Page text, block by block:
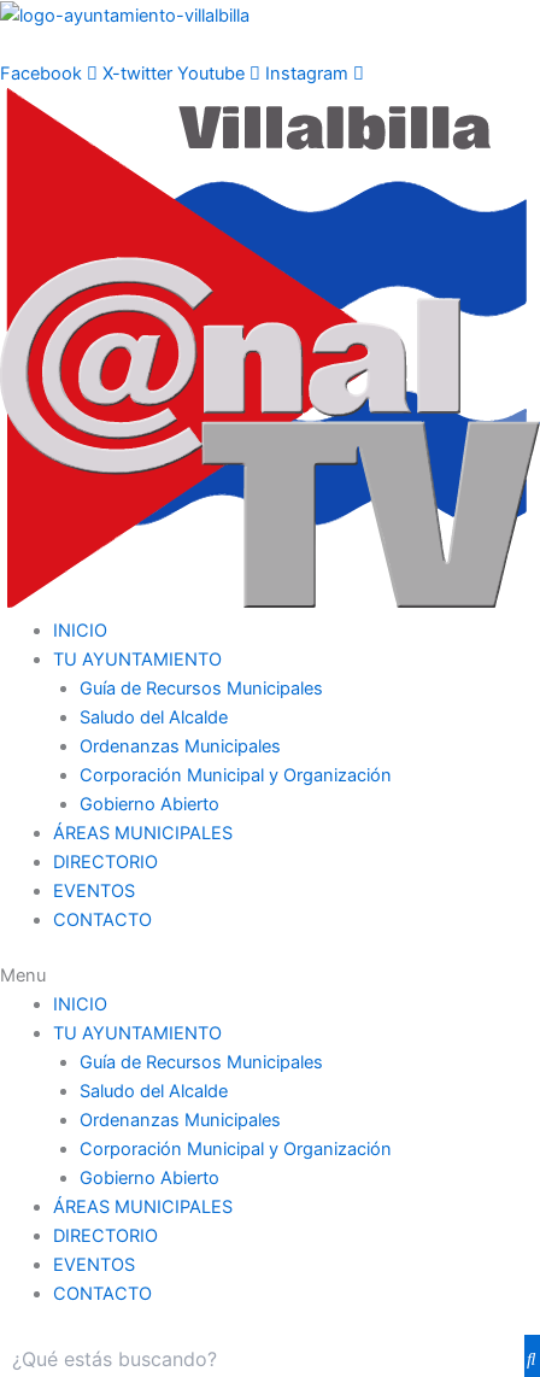
Ir
contenido
Facebook X-twitter Youtube Instagram
INICIO
TU AYUNTAMIENTO
Guía de Recursos Municipales
Saludo del Alcalde
Ordenanzas Municipales
Corporación Municipal y Organización
Gobierno Abierto
ÁREAS MUNICIPALES
DIRECTORIO
EVENTOS
CONTACTO
Menu
INICIO
TU AYUNTAMIENTO
Guía de Recursos Municipales
Saludo del Alcalde
Ordenanzas Municipales
Corporación Municipal y Organización
Gobierno Abierto
ÁREAS MUNICIPALES
DIRECTORIO
EVENTOS
CONTACTO